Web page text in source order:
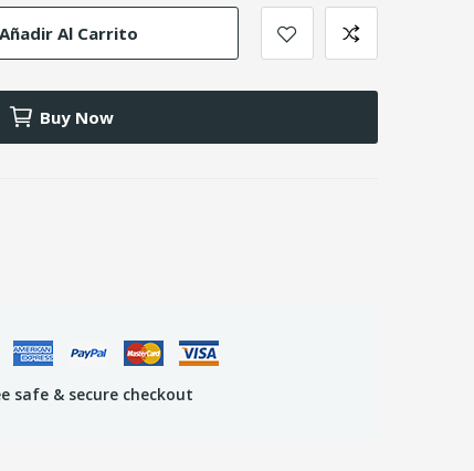
Añadir Al Carrito
Buy Now
safe & secure checkout